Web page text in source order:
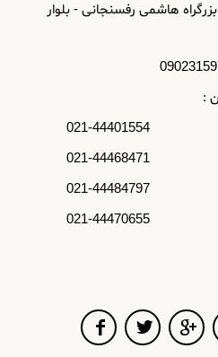
هاشمی رفسنجانی - بلوار
: